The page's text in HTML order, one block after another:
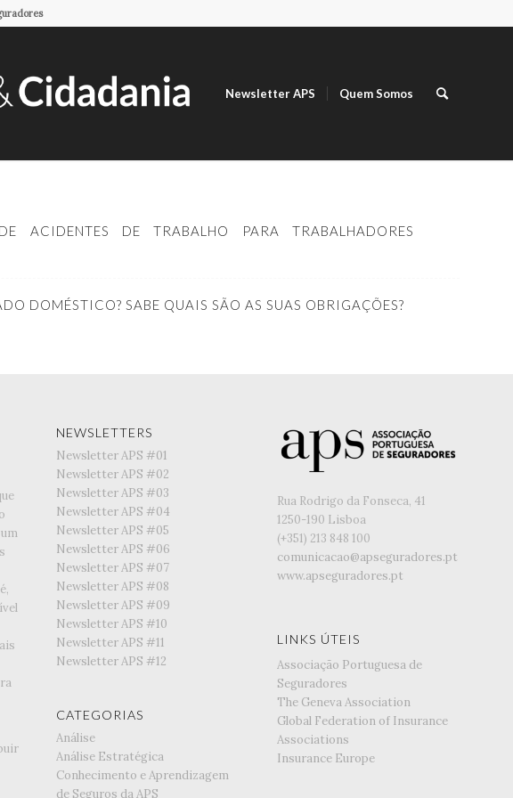
Newsletter APS Quem Somos
ACIDENTES DE TRABALHO PARA TRABALHADORES
DOMÉSTICO? SABE QUAIS SÃO AS SUAS OBRIGAÇÕES?
NEWSLETTERS
Newsletter APS #01
Newsletter APS #02
Newsletter APS #03
Newsletter APS #04
Newsletter APS #05
Newsletter APS #06
Newsletter APS #07
Newsletter APS #08
Newsletter APS #09
Newsletter APS #10
Newsletter APS #11
Newsletter APS #12
CATEGORIAS
Análise
Análise Estratégica
Conhecimento e Aprendizagem
de Seguros da APS
Rua Rodrigo da Fonseca, 41
1250-190 Lisboa
(+351) ‭213 848 100
comunicacao@apseguradores.pt
www.apseguradores.pt
LINKS ÚTEIS
Associação Portuguesa de
Seguradores
The Geneva Association
Global Federation of Insurance
Associations
Insurance Europe